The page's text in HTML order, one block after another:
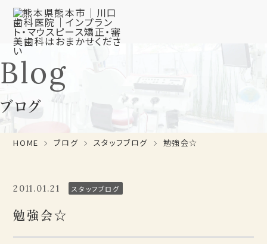
Blog
ブログ
HOME ブログ スタッフブログ 勉強会☆
2011.01.21 スタッフブログ
勉強会☆